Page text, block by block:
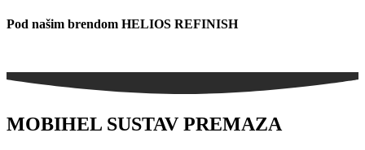
Pod našim brendom HELIOS REFINISH
MOBIHEL SUSTAV PREMAZA